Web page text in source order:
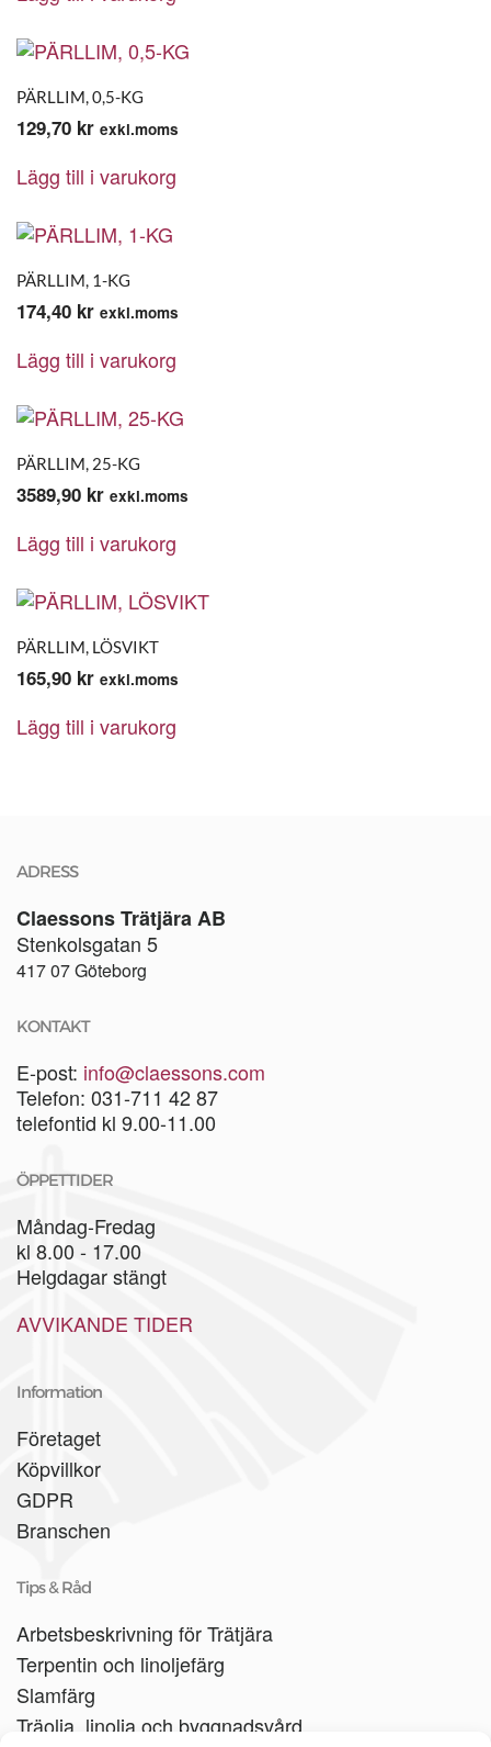
PÄRLLIM, 0,5-KG
129,70 kr exkl.moms
Lägg till i varukorg
PÄRLLIM, 1-KG
174,40 kr exkl.moms
Lägg till i varukorg
PÄRLLIM, 25-KG
3589,90 kr exkl.moms
Lägg till i varukorg
PÄRLLIM, LÖSVIKT
165,90 kr exkl.moms
Lägg till i varukorg
ADRESS
Claessons Trätjära AB
Stenkolsgatan 5
417 07 Göteborg
KONTAKT
E-post: info@claessons.com
Telefon: 031-711 42 87
telefontid kl 9.00-11.00
ÖPPETTIDER
Måndag-Fredag
kl 8.00 - 17.00
Helgdagar stängt
AVVIKANDE TIDER
Information
Företaget
Köpvillkor
GDPR
Branschen
Tips & Råd
Arbetsbeskrivning för Trätjära
Terpentin och linoljefärg
Slamfärg
Träolja, linolja och byggnadsvård